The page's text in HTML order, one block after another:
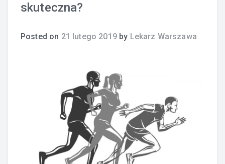
skuteczna?
Posted on 21 lutego 2019by Lekarz Warszawa